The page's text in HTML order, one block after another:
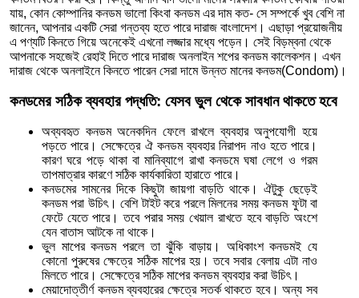
যায়, কোন কোম্পানির কনডম ভালো কিংবা কনডম এর দাম কত- সে সম্পর্কে খুব বেশি না
জানেন, আপনার একটি সেরা গন্তব্য হতে পারে দারাজ বাংলাদেশ। এছাড়া প্রয়োজনীয়
এ পণ্যটি কিনতে গিয়ে অনেকেই এখনো লজ্জার মধ্যে পড়েন। সেই বিড়ম্বনা থেকে
আপনাকে সহজেই রেহাই দিতে পারে দারাজ অনলাইন শপের কনডম কালেকশন। এখন
দারাজ থেকে অনলাইনে কিনতে পারেন সেরা দামে উন্নত মানের কনডম(Condom)।
কনডমের সঠিক ব্যবহার পদ্ধতি: যেসব ভুল থেকে সাবধান থাকতে হবে
অব্যবহৃত কনডম অনেকদিন ফেলে রাখলে ব্যবহার অনুপযোগী হয়ে
পড়তে পারে। সেক্ষেত্রে ঐ কনডম ব্যবহার নিরাপদ নাও হতে পারে।
কারণ ঘরে পড়ে থাকা বা মানিব্যাগে রাখা কনডমে ঘষা লেগে ও গরম
তাপমাত্রার কারণে সঠিক কার্যকারিতা হারাতে পারে।
কনডমের সামনের দিকে কিছুটা জায়গা বাড়তি থাকে। ঐটুকু ছেড়েই
কনডম পরা উচিৎ। বেশি টাইট করে পরলে মিলনের সময় কনডম ফুটা বা
ফেটে যেতে পারে। তবে পরার সময় খেয়াল রাখতে হবে বাড়তি অংশে
যেন বাতাস আটকে না থাকে।
ভুল মাপের কনডম পরলে তা ঝুঁকি বাড়ায়। অধিকাংশ কনডমই যে
কোনো পুরুষের ক্ষেত্রে সঠিক মাপের হয়। তবে সবার বেলায় এটা নাও
মিলতে পারে। সেক্ষেত্রে সঠিক মাপের কনডম ব্যবহার করা উচিৎ।
মেয়াদোত্তীর্ণ কনডম ব্যবহারের ক্ষেত্রে সতর্ক থাকতে হবে। অন্য সব